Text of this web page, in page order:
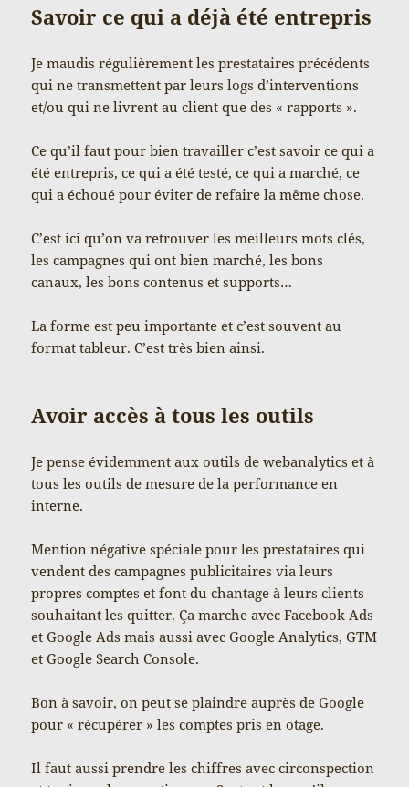
Savoir ce qui a déjà été entrepris
Je maudis régulièrement les prestataires précédents
qui ne transmettent par leurs logs d’interventions
et/ou qui ne livrent au client que des « rapports ».
Ce qu’il faut pour bien travailler c’est savoir ce qui a
été entrepris, ce qui a été testé, ce qui a marché, ce
qui a échoué pour éviter de refaire la même chose.
C’est ici qu’on va retrouver les meilleurs mots clés,
les campagnes qui ont bien marché, les bons
canaux, les bons contenus et supports…
La forme est peu importante et c’est souvent au
format tableur. C’est très bien ainsi.
Avoir accès à tous les outils
Je pense évidemment aux outils de webanalytics et à
tous les outils de mesure de la performance en
interne.
Mention négative spéciale pour les prestataires qui
vendent des campagnes publicitaires via leurs
propres comptes et font du chantage à leurs clients
souhaitant les quitter. Ça marche avec Facebook Ads
et Google Ads mais aussi avec Google Analytics, GTM
et Google Search Console.
Bon à savoir, on peut se plaindre auprès de Google
pour « récupérer » les comptes pris en otage.
Il faut aussi prendre les chiffres avec circonspection